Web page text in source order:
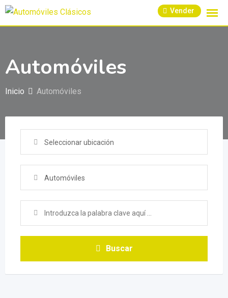
Skip
Vender
Automóviles
Inicio Automóviles
Seleccionar ubicación
Automóviles
Buscar